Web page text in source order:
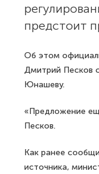
предстоит
Об этом
Дмитрий Песков
Юнашеву.
«Предложение
Песков.
Как ранее
источника,